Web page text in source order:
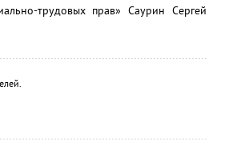
трудовых прав» Саурин Сергей